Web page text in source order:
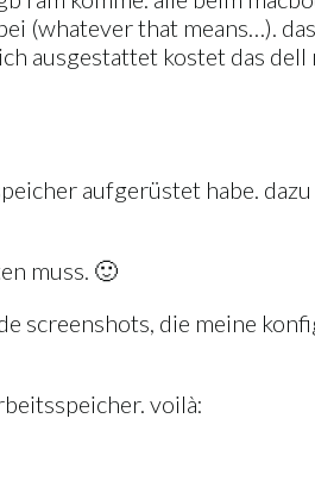
(whatever that means…).
ausgestattet kostet das
aufgerüstet habe.
muss. 🙂
die meine
voilà: